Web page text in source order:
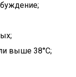
выше 38°C;